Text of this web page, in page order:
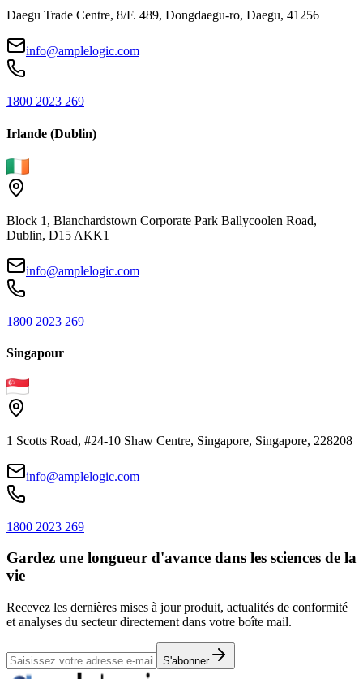
Daegu Trade Centre, 8/F. 489, Dongdaegu-ro, Daegu, 41256
info@amplelogic.com
1800 2023 269
Irlande (Dublin)
Block 1, Blanchardstown Corporate Park Ballycoolen Road,
Dublin, D15 AKK1
info@amplelogic.com
1800 2023 269
Singapour
1 Scotts Road, #24-10 Shaw Centre, Singapore, Singapore, 228208
info@amplelogic.com
1800 2023 269
Gardez une longueur d'avance dans les sciences de la
vie
Recevez les dernières mises à jour produit, actualités de conformité
et analyses du secteur directement dans votre boîte mail.
S'abonner